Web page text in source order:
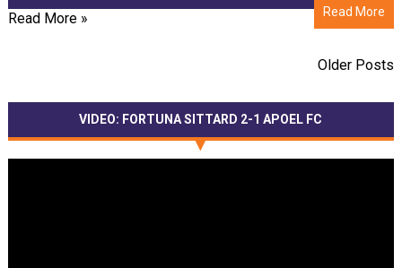
Read More
Read More »
Older Posts
VIDEO: FORTUNA SITTARD 2-1 APOEL FC